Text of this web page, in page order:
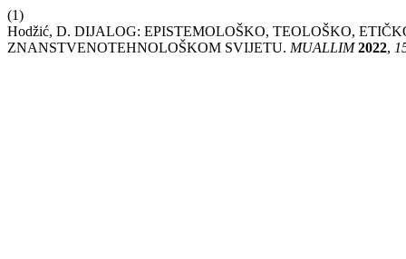
(1)
Hodžić, D. DIJALOG: EPISTEMOLOŠKO, TEOLOŠKO,
ZNANSTVENOTEHNOLOŠKOM SVIJETU. MUALLIM 2022,